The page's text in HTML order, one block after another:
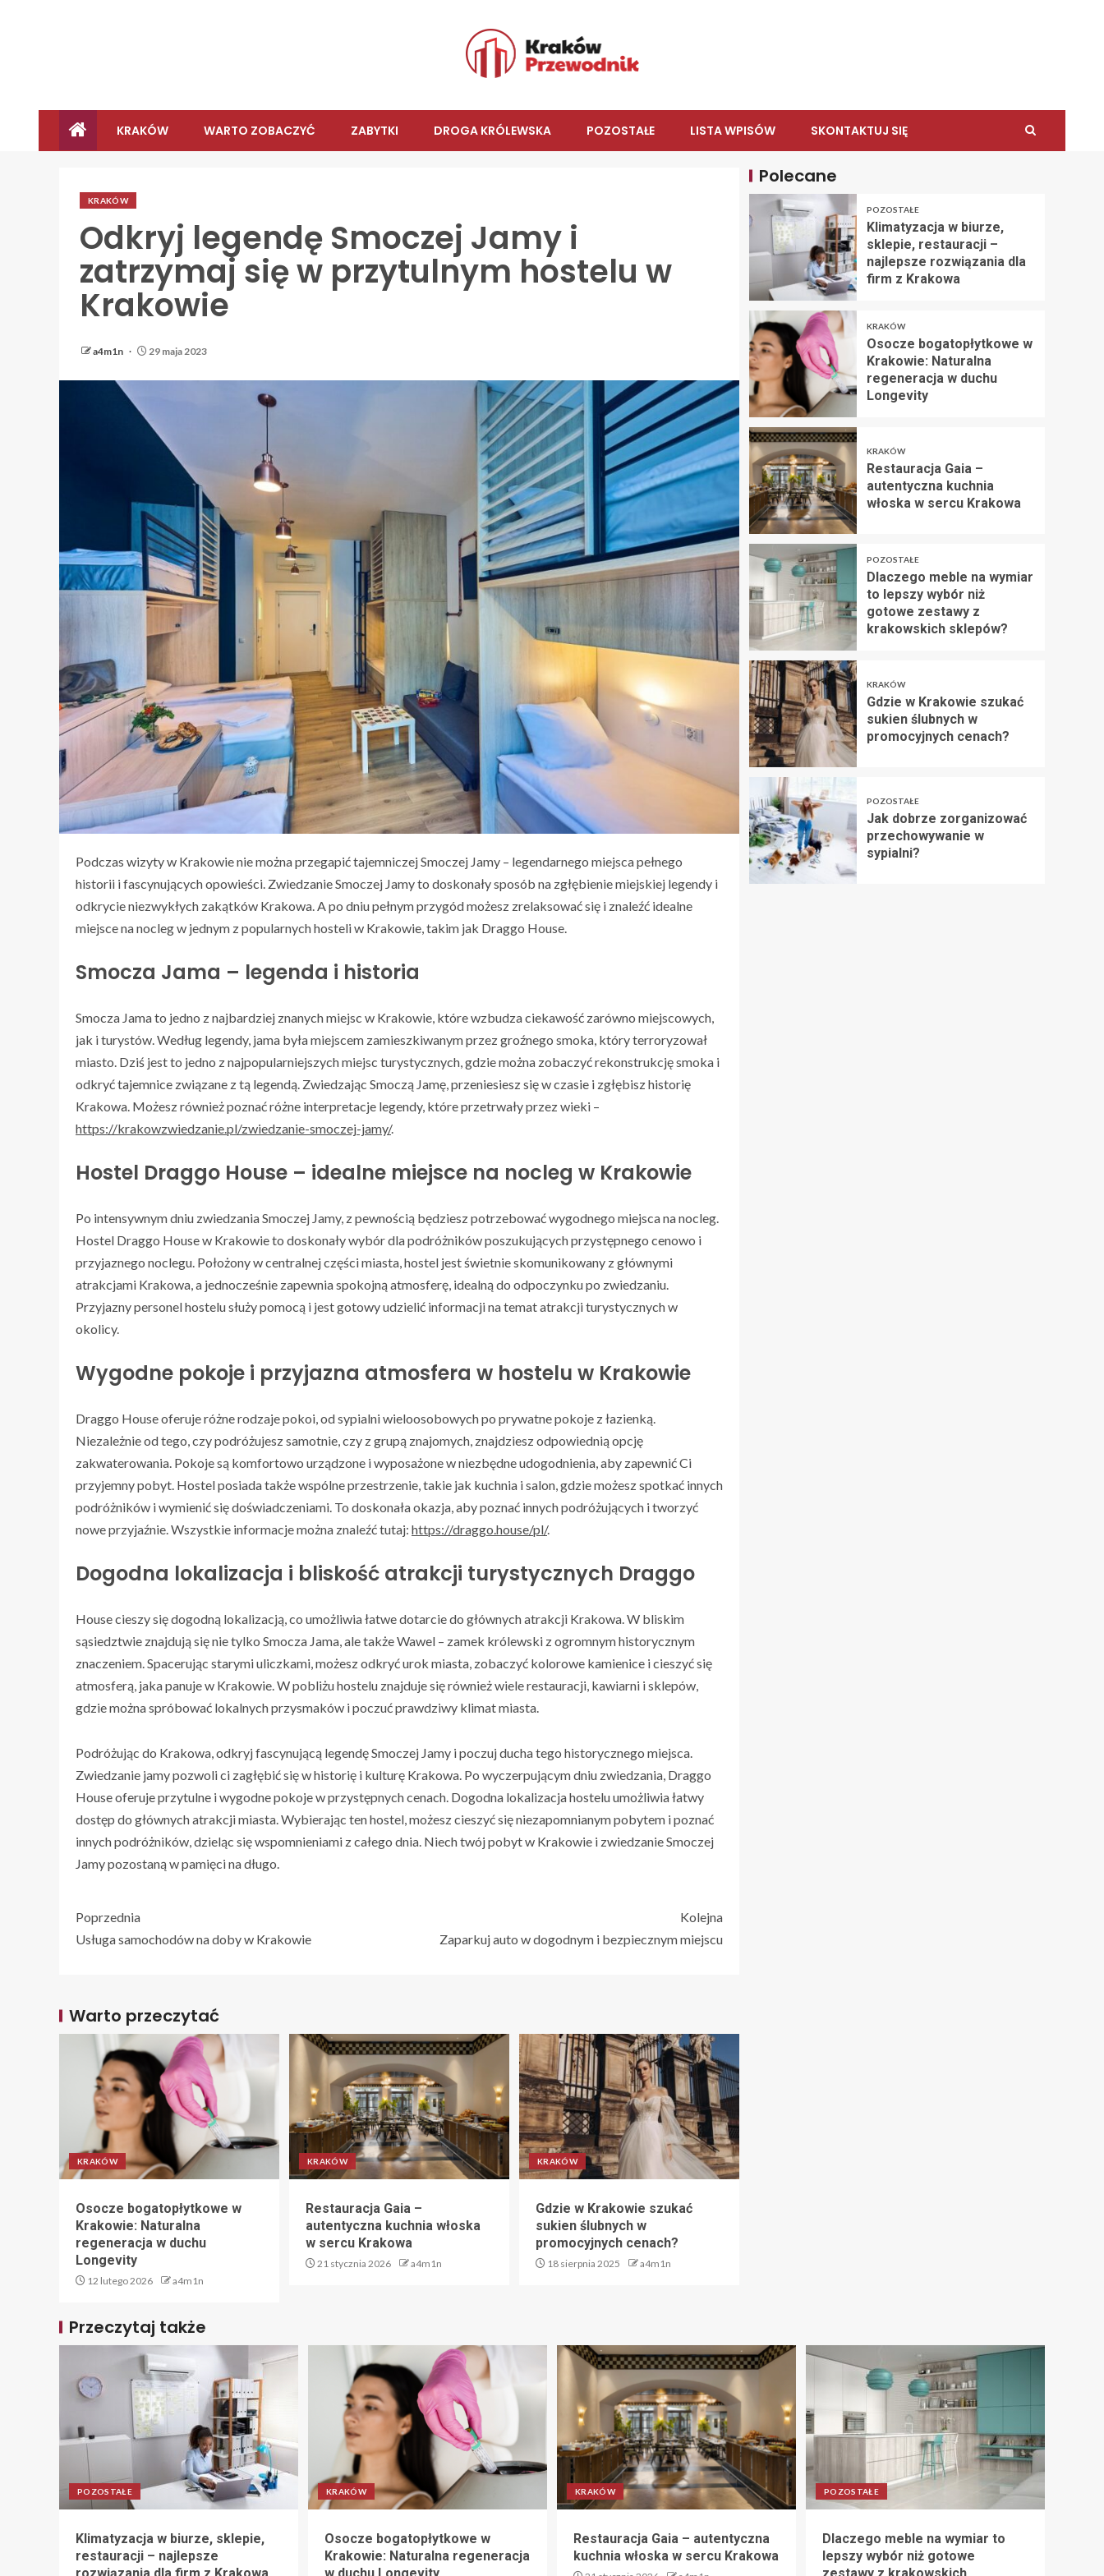
KRAKÓW WARTO ZOBACZYĆ ZABYTKI DROGA KRÓLEWSKA POZOSTAŁE LISTA WPISÓW SKONTAKTUJ SIĘ
KRAKÓW
Odkryj legendę Smoczej Jamy i
zatrzymaj się w przytulnym hostelu w
Krakowie
a4m1n 29 maja 2023
Podczas wizyty w Krakowie nie można przegapić tajemniczej Smoczej Jamy – legendarnego miejsca pełnego
historii i fascynujących opowieści. Zwiedzanie Smoczej Jamy to doskonały sposób na zgłębienie miejskiej legendy i
odkrycie niezwykłych zakątków Krakowa. A po dniu pełnym przygód możesz zrelaksować się i znaleźć idealne
miejsce na nocleg w jednym z popularnych hosteli w Krakowie, takim jak Draggo House.
Smocza Jama – legenda i historia
Smocza Jama to jedno z najbardziej znanych miejsc w Krakowie, które wzbudza ciekawość zarówno miejscowych,
jak i turystów. Według legendy, jama była miejscem zamieszkiwanym przez groźnego smoka, który terroryzował
miasto. Dziś jest to jedno z najpopularniejszych miejsc turystycznych, gdzie można zobaczyć rekonstrukcję smoka i
odkryć tajemnice związane z tą legendą. Zwiedzając Smoczą Jamę, przeniesiesz się w czasie i zgłębisz historię
Krakowa. Możesz również poznać różne interpretacje legendy, które przetrwały przez wieki –
https://krakowzwiedzanie.pl/zwiedzanie-smoczej-jamy/.
Hostel Draggo House – idealne miejsce na nocleg w Krakowie
Po intensywnym dniu zwiedzania Smoczej Jamy, z pewnością będziesz potrzebować wygodnego miejsca na nocleg.
Hostel Draggo House w Krakowie to doskonały wybór dla podróżników poszukujących przystępnego cenowo i
przyjaznego noclegu. Położony w centralnej części miasta, hostel jest świetnie skomunikowany z głównymi
atrakcjami Krakowa, a jednocześnie zapewnia spokojną atmosferę, idealną do odpoczynku po zwiedzaniu.
Przyjazny personel hostelu służy pomocą i jest gotowy udzielić informacji na temat atrakcji turystycznych w
okolicy.
Wygodne pokoje i przyjazna atmosfera w hostelu w Krakowie
Draggo House oferuje różne rodzaje pokoi, od sypialni wieloosobowych po prywatne pokoje z łazienką.
Niezależnie od tego, czy podróżujesz samotnie, czy z grupą znajomych, znajdziesz odpowiednią opcję
zakwaterowania. Pokoje są komfortowo urządzone i wyposażone w niezbędne udogodnienia, aby zapewnić Ci
przyjemny pobyt. Hostel posiada także wspólne przestrzenie, takie jak kuchnia i salon, gdzie możesz spotkać innych
podróżników i wymienić się doświadczeniami. To doskonała okazja, aby poznać innych podróżujących i tworzyć
nowe przyjaźnie. Wszystkie informacje można znaleźć tutaj: https://draggo.house/pl/.
Dogodna lokalizacja i bliskość atrakcji turystycznych Draggo
House cieszy się dogodną lokalizacją, co umożliwia łatwe dotarcie do głównych atrakcji Krakowa. W bliskim
sąsiedztwie znajdują się nie tylko Smocza Jama, ale także Wawel – zamek królewski z ogromnym historycznym
znaczeniem. Spacerując starymi uliczkami, możesz odkryć urok miasta, zobaczyć kolorowe kamienice i cieszyć się
atmosferą, jaka panuje w Krakowie. W pobliżu hostelu znajduje się również wiele restauracji, kawiarni i sklepów,
gdzie można spróbować lokalnych przysmaków i poczuć prawdziwy klimat miasta.
Podróżując do Krakowa, odkryj fascynującą legendę Smoczej Jamy i poczuj ducha tego historycznego miejsca.
Zwiedzanie jamy pozwoli ci zagłębić się w historię i kulturę Krakowa. Po wyczerpującym dniu zwiedzania, Draggo
House oferuje przytulne i wygodne pokoje w przystępnych cenach. Dogodna lokalizacja hostelu umożliwia łatwy
dostęp do głównych atrakcji miasta. Wybierając ten hostel, możesz cieszyć się niezapomnianym pobytem i poznać
innych podróżników, dzieląc się wspomnieniami z całego dnia. Niech twój pobyt w Krakowie i zwiedzanie Smoczej
Jamy pozostaną w pamięci na długo.
Poprzednia
Usługa samochodów na doby w Krakowie
Kolejna
Zaparkuj auto w dogodnym i bezpiecznym miejscu
Warto przeczytać
KRAKÓW
Osocze bogatopłytkowe w
Krakowie: Naturalna
regeneracja w duchu
Longevity
12 lutego 2026 a4m1n
KRAKÓW
Restauracja Gaia –
autentyczna kuchnia włoska
w sercu Krakowa
21 stycznia 2026 a4m1n
KRAKÓW
Gdzie w Krakowie szukać
sukien ślubnych w
promocyjnych cenach?
18 sierpnia 2025 a4m1n
Polecane
POZOSTAŁE
Klimatyzacja w biurze,
sklepie, restauracji –
najlepsze rozwiązania dla
firm z Krakowa
KRAKÓW
Osocze bogatopłytkowe w
Krakowie: Naturalna
regeneracja w duchu
Longevity
KRAKÓW
Restauracja Gaia –
autentyczna kuchnia
włoska w sercu Krakowa
POZOSTAŁE
Dlaczego meble na wymiar
to lepszy wybór niż
gotowe zestawy z
krakowskich sklepów?
KRAKÓW
Gdzie w Krakowie szukać
sukien ślubnych w
promocyjnych cenach?
POZOSTAŁE
Jak dobrze zorganizować
przechowywanie w
sypialni?
Przeczytaj także
POZOSTAŁE
Klimatyzacja w biurze, sklepie,
restauracji – najlepsze
KRAKÓW
Osocze bogatopłytkowe w
Krakowie: Naturalna regeneracja
KRAKÓW
Restauracja Gaia – autentyczna
kuchnia włoska w sercu Krakowa
POZOSTAŁE
Dlaczego meble na wymiar to
lepszy wybór niż gotowe